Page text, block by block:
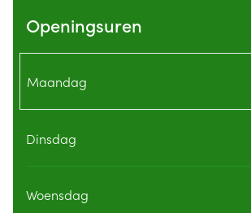
Openingsuren
Maandag
Dinsdag
Woensdag